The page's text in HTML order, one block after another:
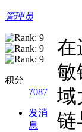
管理员
积分
7087
发消
息
在
敏
域
链